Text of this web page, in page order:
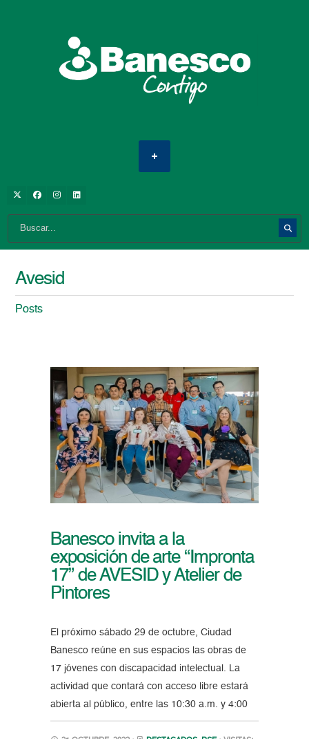
Avesid
Posts
Banesco invita a la
exposición de arte “Impronta
17” de AVESID y Atelier de
Pintores
El próximo sábado 29 de octubre, Ciudad
Banesco reúne en sus espacios las obras de
17 jóvenes con discapacidad intelectual. La
actividad que contará con acceso libre estará
abierta al público, entre las 10:30 a.m. y 4:00